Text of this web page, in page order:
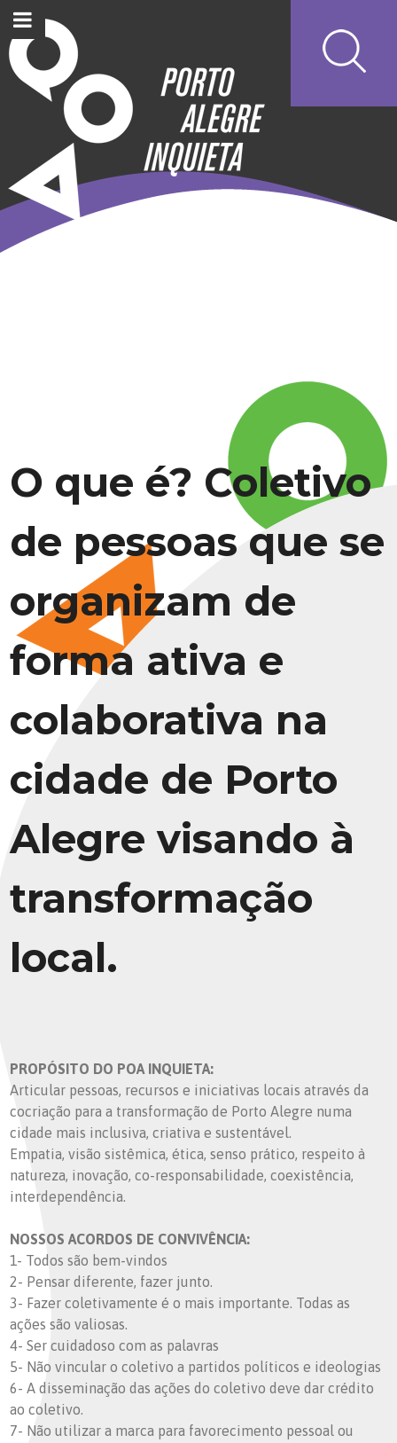
O que é? Coletivo
de pessoas que se
organizam de
forma ativa e
colaborativa na
cidade de Porto
Alegre visando à
transformação
local.
PROPÓSITO DO POA INQUIETA:
Articular pessoas, recursos e iniciativas locais através da
cocriação para a transformação de Porto Alegre numa
cidade mais inclusiva, criativa e sustentável.
Empatia, visão sistêmica, ética, senso prático, respeito à
natureza, inovação, co-responsabilidade, coexistência,
interdependência.
NOSSOS ACORDOS DE CONVIVÊNCIA:
1- Todos são bem-vindos
2- Pensar diferente, fazer junto.
3- Fazer coletivamente é o mais importante. Todas as
ações são valiosas.
4- Ser cuidadoso com as palavras
5- Não vincular o coletivo a partidos políticos e ideologias
6- A disseminação das ações do coletivo deve dar crédito
ao coletivo.
7- Não utilizar a marca para favorecimento pessoal ou